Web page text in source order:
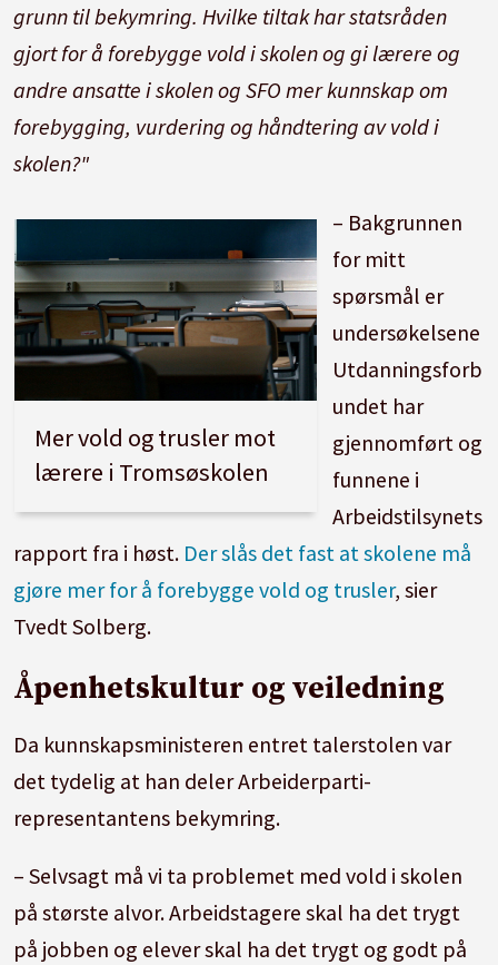
grunn til bekymring. Hvilke tiltak har statsråden
gjort for å forebygge vold i skolen og gi lærere og
andre ansatte i skolen og SFO mer kunnskap om
forebygging, vurdering og håndtering av vold i
skolen?"
Mer vold og trusler mot
lærere i Tromsøskolen
– Bakgrunnen
for mitt
spørsmål er
undersøkelsene
Utdanningsforb
undet har
gjennomført og
funnene i
Arbeidstilsynets
rapport fra i høst. Der slås det fast at skolene må
gjøre mer for å forebygge vold og trusler, sier
Tvedt Solberg.
Åpenhetskultur og veiledning
Da kunnskapsministeren entret talerstolen var
det tydelig at han deler Arbeiderparti-
representantens bekymring.
– Selvsagt må vi ta problemet med vold i skolen
på største alvor. Arbeidstagere skal ha det trygt
på jobben og elever skal ha det trygt og godt på